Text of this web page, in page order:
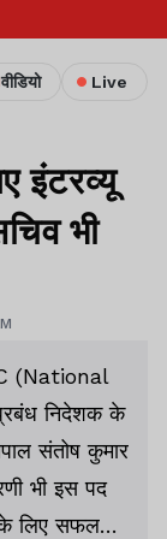
वीडियो Live
इंटरव्यू
भी
(National
निदेशक के
संतोष कुमार
भी इस पद
लिए सफल